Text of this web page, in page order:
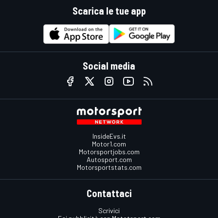
Scarica le tue app
Social media
InsideEvs.it
Motor1.com
Motorsportjobs.com
Autosport.com
Motorsportstats.com
Contattaci
Scrivici